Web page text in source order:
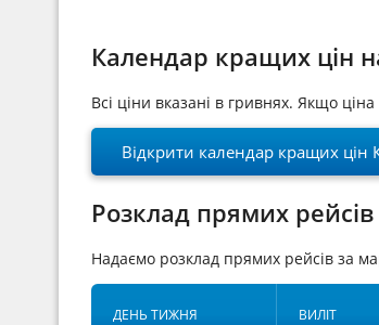
Календар кращих цін
Всі ціни вказані в гривнях. Якщо
Відкрити календар кращих
Розклад прямих
Надаємо розклад прямих рейсів за
ДЕНЬ ТИЖНЯ ВИЛІТ